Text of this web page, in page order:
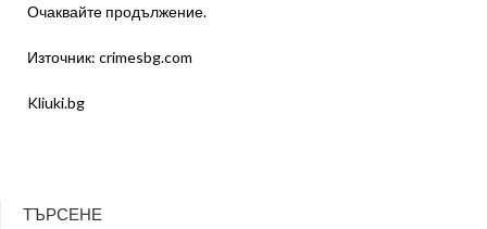
Очаквайте продължение.
Източник: crimesbg.com
Kliuki.bg
ТЪРСЕНЕ